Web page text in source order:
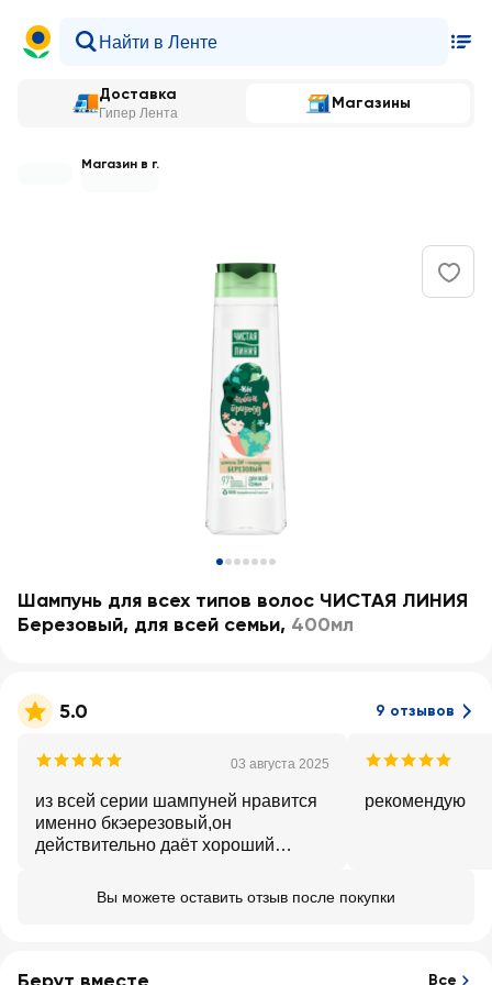
Доставка
Гипер Лента
Магазины
Магазин в г.
Шампунь для всех типов волос ЧИСТАЯ ЛИНИЯ
Березовый, для всей семьи, 400мл
5.0 9 отзывов
03 августа 2025
из всей серии шампуней нравится
именно бкэерезовый,он
действительно даёт хороший
рекомендую
Вы можете оставить отзыв после покупки
Все